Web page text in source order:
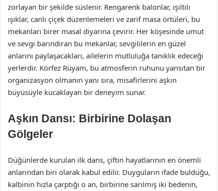
zorlayan bir şekilde süslenir. Rengarenk balonlar, ışıltılı
ışıklar, canlı çiçek düzenlemeleri ve zarif masa örtüleri, bu
mekanları birer masal diyarına çevirir. Her köşesinde umut
ve sevgi barındıran bu mekanlar, sevgililerin en güzel
anlarını paylaşacakları, ailelerin mutluluğa tanıklık edeceği
yerlerdir. Körfez Rüyam, bu atmosferin ruhunu yansıtan bir
organizasyon olmanın yanı sıra, misafirlerini aşkın
büyüsüyle kucaklayan bir deneyim sunar.
Aşkın Dansı: Birbirine Dolaşan
Gölgeler
Düğünlerde kurulan ilk dans, çiftin hayatlarının en önemli
anlarından biri olarak kabul edilir. Duyguların ifade bulduğu,
kalbinin hızla çarptığı o an, birbirine sarılmış iki bedenin,